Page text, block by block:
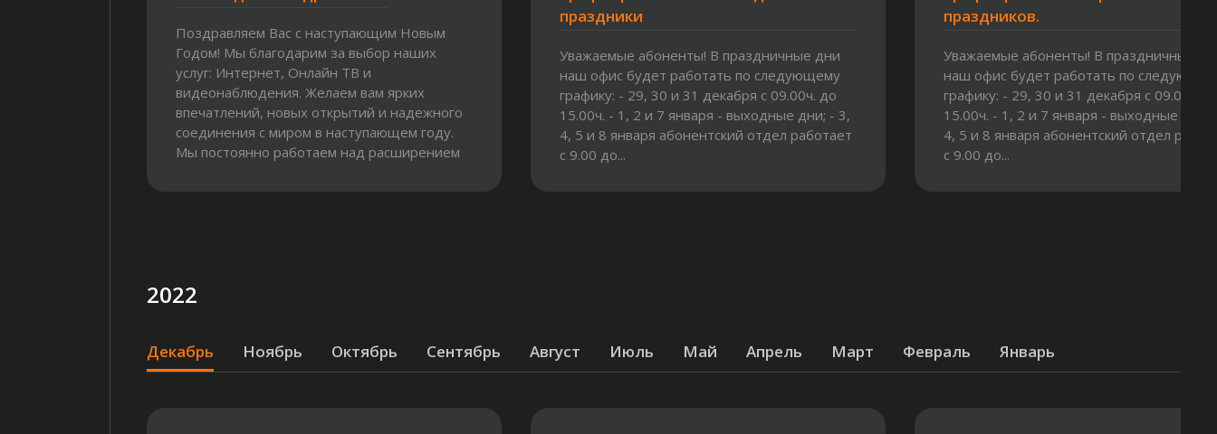
Поздравляем Вас с наступающим Новым
Годом! Мы благодарим за выбор наших
услуг: Интернет, Онлайн ТВ и
видеонаблюдения. Желаем вам ярких
впечатлений, новых открытий и надежного
соединения с миром в наступающем году.
Мы постоянно работаем над расширением
праздники
Уважаемые абоненты! В праздничные дни
наш офис будет работать по следующему
графику: - 29, 30 и 31 декабря с 09.00ч. до
15.00ч. - 1, 2 и 7 января - выходные дни; - 3,
4, 5 и 8 января абонентский отдел работает
с 9.00 до...
праздников.
Уважаемые абоненты! В праздничные
наш офис будет работать по
графику: - 29, 30 и 31 декабря с 09.00ч.
15.00ч. - 1, 2 и 7 января - выходные дни;
4, 5 и 8 января абонентский отдел
с 9.00 до...
2022
Декабрь Ноябрь Октябрь Сентябрь Август Июль Май Апрель Март Февраль Январь